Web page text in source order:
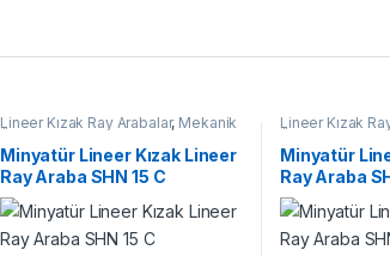
Lineer Kızak Ray Arabalar, Mekanik
SHN C Serisi
Minyatür Lineer Kızak Lineer
Ray Araba SHN 15 C
Lineer Kızak
SHN C Serisi
Minyatür
Ray Araba